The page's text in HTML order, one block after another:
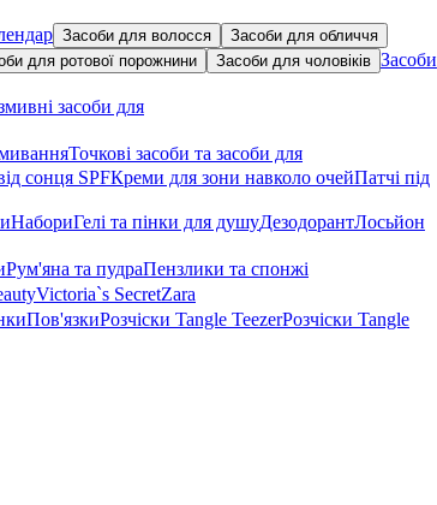
Засоби для волосся
Засоби для обличчя
для ротової порожнини Засоби для чоловіків Засоби
засоби для
Точкові засоби та засоби для
сонця SPFКреми для зони навколо очейПатчі під
НабориГелі та пінки для душуДезодорантЛосьйон
Рум'яна та пудраПензлики та спонжі
Victoria`s SecretZara
Пов'язкиРозчіски Tangle TeezerРозчіски Tangle